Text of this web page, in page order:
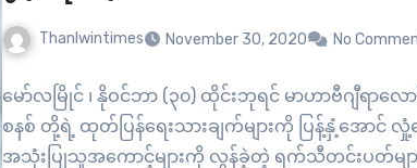
Thanlwintimes November 30, 2020 No
မော်လမြိုင် ၊ နိုဝင်ဘာ (၃၀) ထိုင်းဘုရင် မာဟာဗီဂျီရာလ
စနစ် တို့ရဲ့ ထုတ်ပြန်ရေးသားချက်များကို ပြန့်နှံ့အောင်
အသုံးပြုသူအကောင့်များကို လွန်ခဲ့တဲ့ ရက်သီတင်းပတ်မျ